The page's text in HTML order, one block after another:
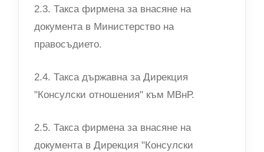
2.3. Такса фирмена за внасяне на
документа в Министерство на
правосъдието.
2.4. Такса държавна за Дирекция
"Консулски отношения" към МВнР.
2.5. Такса фирмена за внасяне на
документа в Дирекция "Консулски